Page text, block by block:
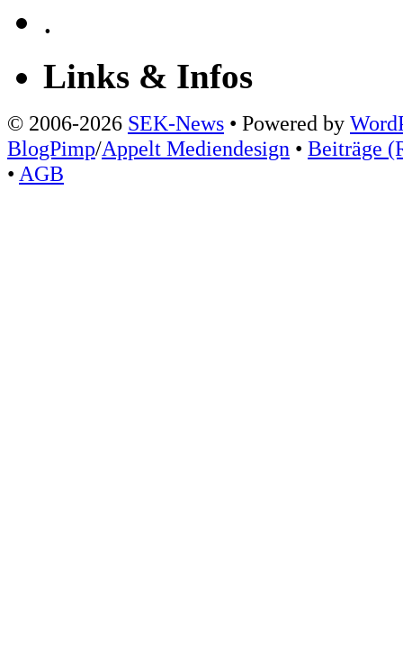
.
Links & Infos
© 2006-2026 SEK-News • Powered by
BlogPimp/Appelt Mediendesign • Beiträge
• AGB